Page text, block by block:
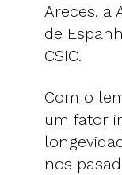
Areces, a
de
CSIC.
Com o
um fator
nos